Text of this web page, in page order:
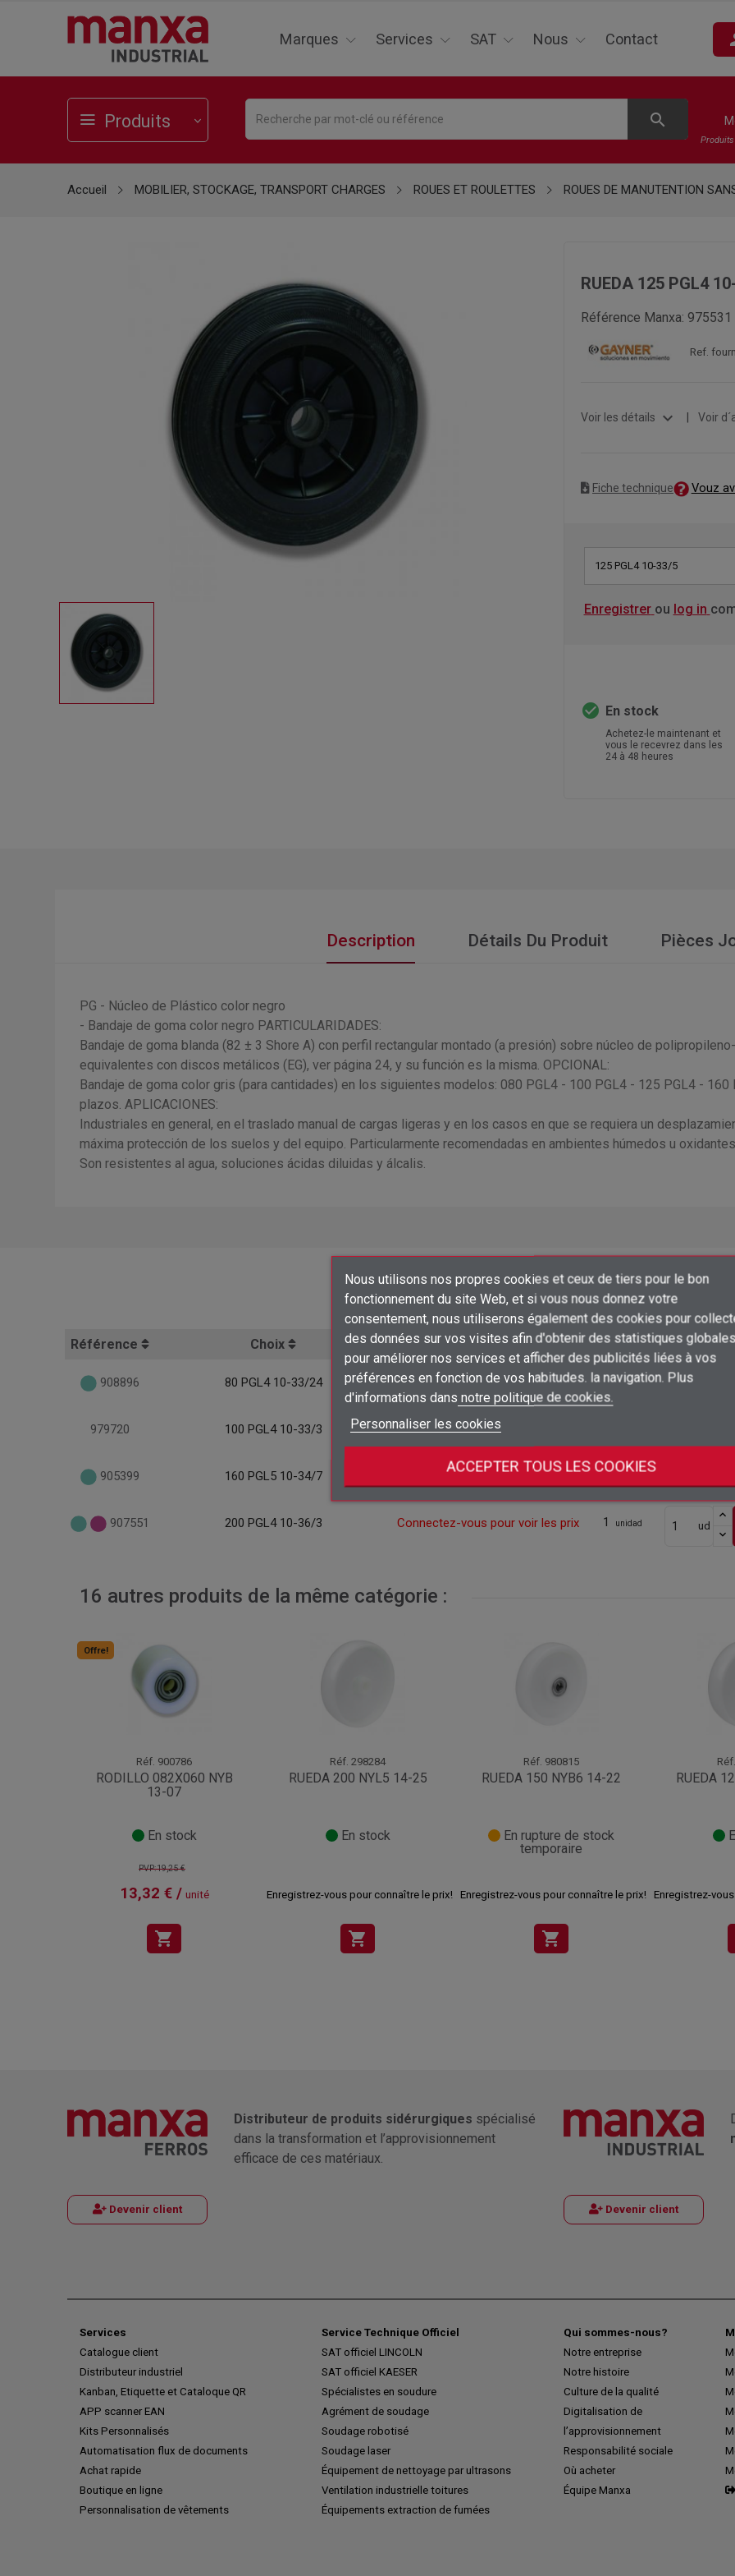
Ajouter à ma liste d'envies ×
add_circle_outline
Créer une nouvelle liste
Créer une liste d'envies ×
Nom de la liste d'envies
Annuler
Connexion
Vous devez être connecté pour ajouter des produits à votre liste d'envies.
Marques Services SAT Nous Contact
Produits search
Nous utilisons nos propres cookies et ceux de tiers pour le bon
fonctionnement du site Web, et si vous nous donnez votre
consentement, nous utiliserons également des cookies pour
des données sur vos visites afin d'obtenir des statistiques globales
pour améliorer nos services et afficher des publicités liées à vos
préférences en fonction de vos habitudes. la navigation. Plus
d'informations dans notre politique de cookies.
Personnaliser les cookies
ACCEPTER TOUS LES COOKIES
Accueil MOBILIER, STOCKAGE, TRANSPORT CHARGES ROUES ET ROULETTES ROUES DE MANUTENTION
RUEDA 125 PGL4
Référence Manxa: 975531
Ref.
Voir les détails expand_more Voir
Fiche technique Vouz
125 PGL4 10-33/5
Enregistrer ou log in
check_circle En stock
Achetez-le maintenant et
vous le recevrez dans les
24 à 48 heures
Description Détails Du Produit Pièces
PG - Núcleo de Plástico color negro
- Bandaje de goma color negro PARTICULARIDADES:
Bandaje de goma blanda (82 ± 3 Shore A) con perfil rectangular montado (a presión) sobre núcleo de
equivalentes con discos metálicos (EG), ver página 24, y su función es la misma. OPCIONAL:
Bandaje de goma color gris (para cantidades) en los siguientes modelos: 080 PGL4 - 100 PGL4 - 125 PGL4 -
plazos. APLICACIONES:
Industriales en general, en el traslado manual de cargas ligeras y en los casos en que se requiera un
máxima protección de los suelos y del equipo. Particularmente recomendadas en ambientes húmedos u
Son resistentes al agua, soluciones ácidas diluidas y álcalis.
Référence Choix Prix Emballage
908896 80 PGL4 10-33/24 Connectez-vous pour voir les prix 1 unidad
979720 100 PGL4 10-33/3 Connectez-vous pour voir les prix
905399 160 PGL5 10-34/7 Connectez-vous pour voir les prix 1
907551 200 PGL4 10-36/3 Connectez-vous pour voir les prix 1 unidad ud
16 autres produits de la même catégorie :
Offre!
Réf. 900786
RODILLO 082X060 NYB
13-07
En stock
PVP:19,25 €
13,32 € / unité
shopping_cart
Réf. 298284
RUEDA 200 NYL5 14-25
En stock
Enregistrez-vous pour connaître le prix!
shopping_cart
Réf. 980815
RUEDA 150 NYB6 14-22
En rupture de stock
temporaire
Enregistrez-vous pour connaître le prix!
shopping_cart
Réf.
RUEDA
Enregistrez-
Devenir client
Distributeur de produits sidérurgiques spécialisé
dans la transformation et l’approvisionnement
efficace de ces matériaux.
Devenir client
Services
Catalogue client
Distributeur industriel
Kanban, Etiquette et Cataloque QR
APP scanner EAN
Kits Personnalisés
Automatisation flux de documents
Achat rapide
Boutique en ligne
Personnalisation de vêtements
Service Technique Officiel
SAT officiel LINCOLN
SAT officiel KAESER
Spécialistes en soudure
Agrément de soudage
Soudage robotisé
Soudage laser
Équipement de nettoyage par ultrasons
Ventilation industrielle toitures
Équipements extraction de fumées
Qui sommes-nous?
Notre entreprise
Notre histoire
Culture de la qualité
Digitalisation de
l’approvisionnement
Responsabilité sociale
Où acheter
Équipe Manxa